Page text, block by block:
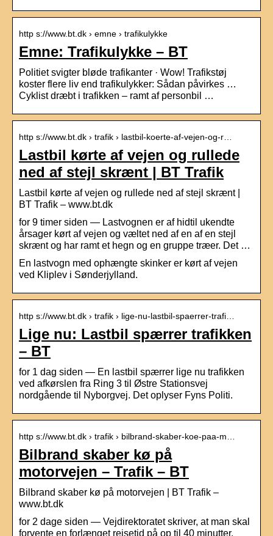
http s://www.bt.dk › emne › trafikulykke
Emne: Trafikulykke – BT
Politiet svigter bløde trafikanter · Wow! Trafikstøj
koster flere liv end trafikulykker: Sådan påvirkes …
Cyklist dræbt i trafikken – ramt af personbil …
http s://www.bt.dk › trafik › lastbil-koerte-af-vejen-og-r…
Lastbil kørte af vejen og rullede
ned af stejl skrænt | BT Trafik
Lastbil kørte af vejen og rullede ned af stejl skrænt |
BT Trafik – www.bt.dk
for 9 timer siden — Lastvognen er af hidtil ukendte
årsager kørt af vejen og væltet ned af en af en stejl
skrænt og har ramt et hegn og en gruppe træer. Det …
En lastvogn med ophængte skinker er kørt af vejen
ved Kliplev i Sønderjylland.
http s://www.bt.dk › trafik › lige-nu-lastbil-spaerrer-trafi…
Lige nu: Lastbil spærrer trafikken
– BT
for 1 dag siden — En lastbil spærrer lige nu trafikken
ved afkørslen fra Ring 3 til Østre Stationsvej
nordgående til Nyborgvej. Det oplyser Fyns Politi.
http s://www.bt.dk › trafik › bilbrand-skaber-koe-paa-m…
Bilbrand skaber kø på
motorvejen – Trafik – BT
Bilbrand skaber kø på motorvejen | BT Trafik –
www.bt.dk
for 2 dage siden — Vejdirektoratet skriver, at man skal
forvente en forlænget rejsetid på op til 40 minutter.